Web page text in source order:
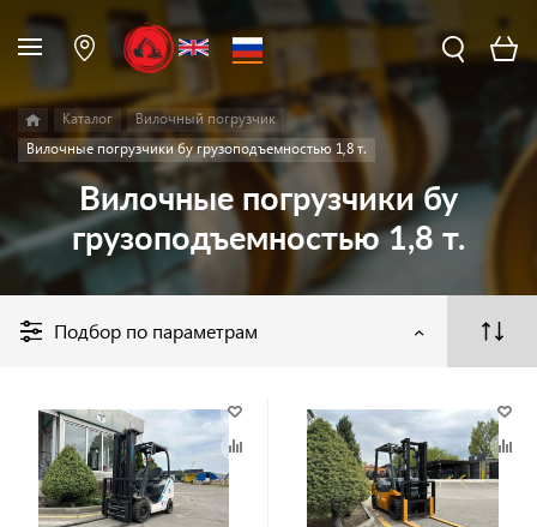
Каталог
Вилочный погрузчик
Вилочные погрузчики бу грузоподъемностью 1,8 т.
Вилочные погрузчики бу
грузоподъемностью 1,8 т.
Подбор по параметрам